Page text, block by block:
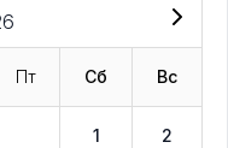
Пт Сб Вс
1 2